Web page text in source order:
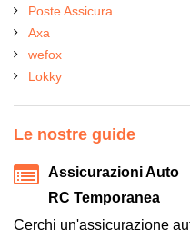
Poste Assicura
Axa
wefox
Lokky
Le nostre guide
Assicurazioni Auto
RC Temporanea
Cerchi un'assicurazione